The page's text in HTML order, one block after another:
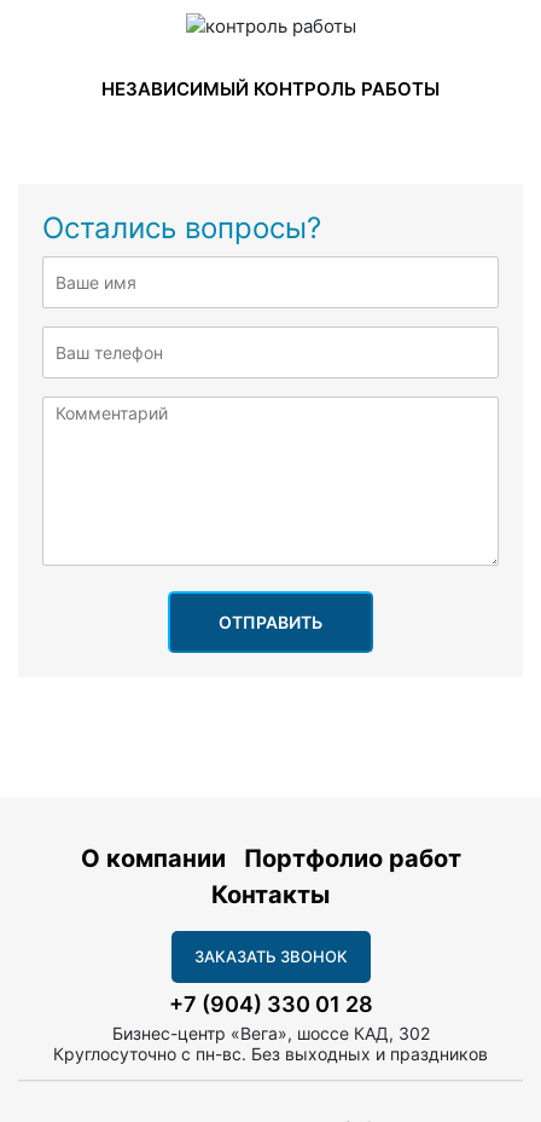
НЕЗАВИСИМЫЙ КОНТРОЛЬ РАБОТЫ
Остались вопросы?
ОТПРАВИТЬ
О компании
Портфолио работ
Контакты
ЗАКАЗАТЬ ЗВОНОК
+7 (904) 330 01 28
Бизнес-центр «Вега», шоссе КАД, 302
Круглосуточно с пн-вс. Без выходных и праздников